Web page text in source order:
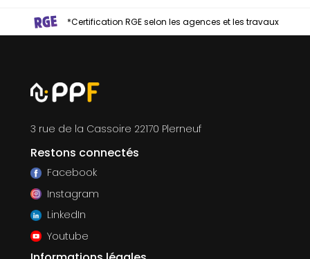
*Certification RGE selon les agences et les travaux
3 rue de la Cassoire 22170 Plerneuf
Restons connectés
Facebook
Instagram
LinkedIn
Youtube